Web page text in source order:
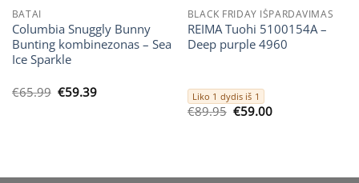
BATAI
Columbia Snuggly Bunny
Bunting kombinezonas – Sea
Ice Sparkle
€65.99 Original
€59.39Current
BLACK FRIDAY IŠPARDAVIMAS
REIMA Tuohi 5100154A –
Deep purple 4960
Liko 1 dydis iš 1
€89.95 Original
€59.00Current